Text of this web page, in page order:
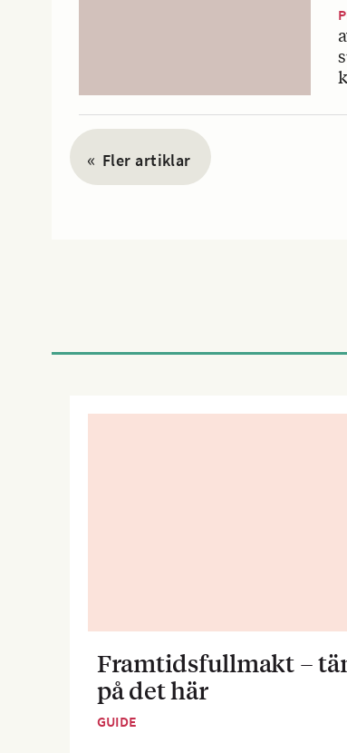
« Fler artiklar
Framtidsfullmakt –
på det här
GUIDE